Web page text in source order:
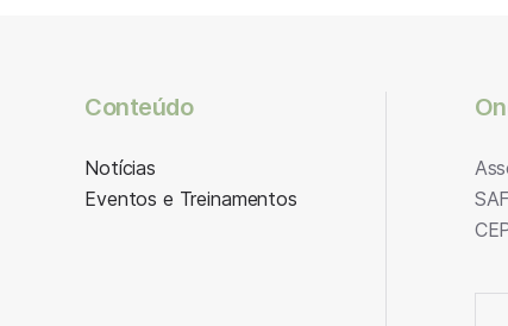
Conteúdo
Notícias
Eventos e Treinamentos